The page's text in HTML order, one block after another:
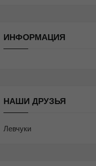
ИНФОРМАЦИЯ
НАШИ ДРУЗЬЯ
Левчуки